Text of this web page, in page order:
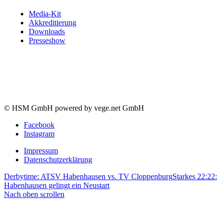
Media-Kit
Akkreditierung
Downloads
Presseshow
© HSM GmbH powered by vege.net GmbH
Facebook
Instagram
Impressum
Datenschutzerklärung
Derbytime: ATSV Habenhausen vs. TV CloppenburgStarkes 22:22:
Habenhausen gelingt ein Neustart
Nach oben scrollen